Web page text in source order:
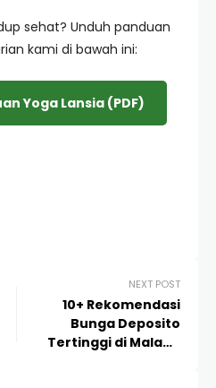
sehat? Unduh panduan
kami di bawah ini:
Yoga Lansia (PDF)
NEXT POST
10+ Rekomendasi
Bunga Deposito
Tertinggi di Malang